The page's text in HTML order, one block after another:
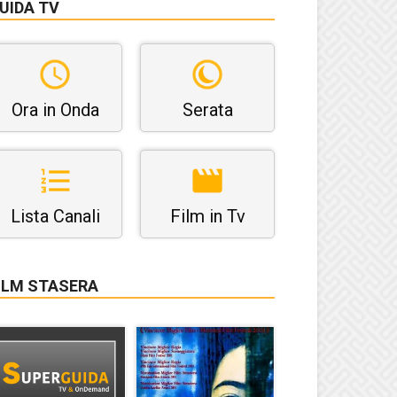
TV
Ora in Onda Serata
Lista Canali Film in Tv
STASERA